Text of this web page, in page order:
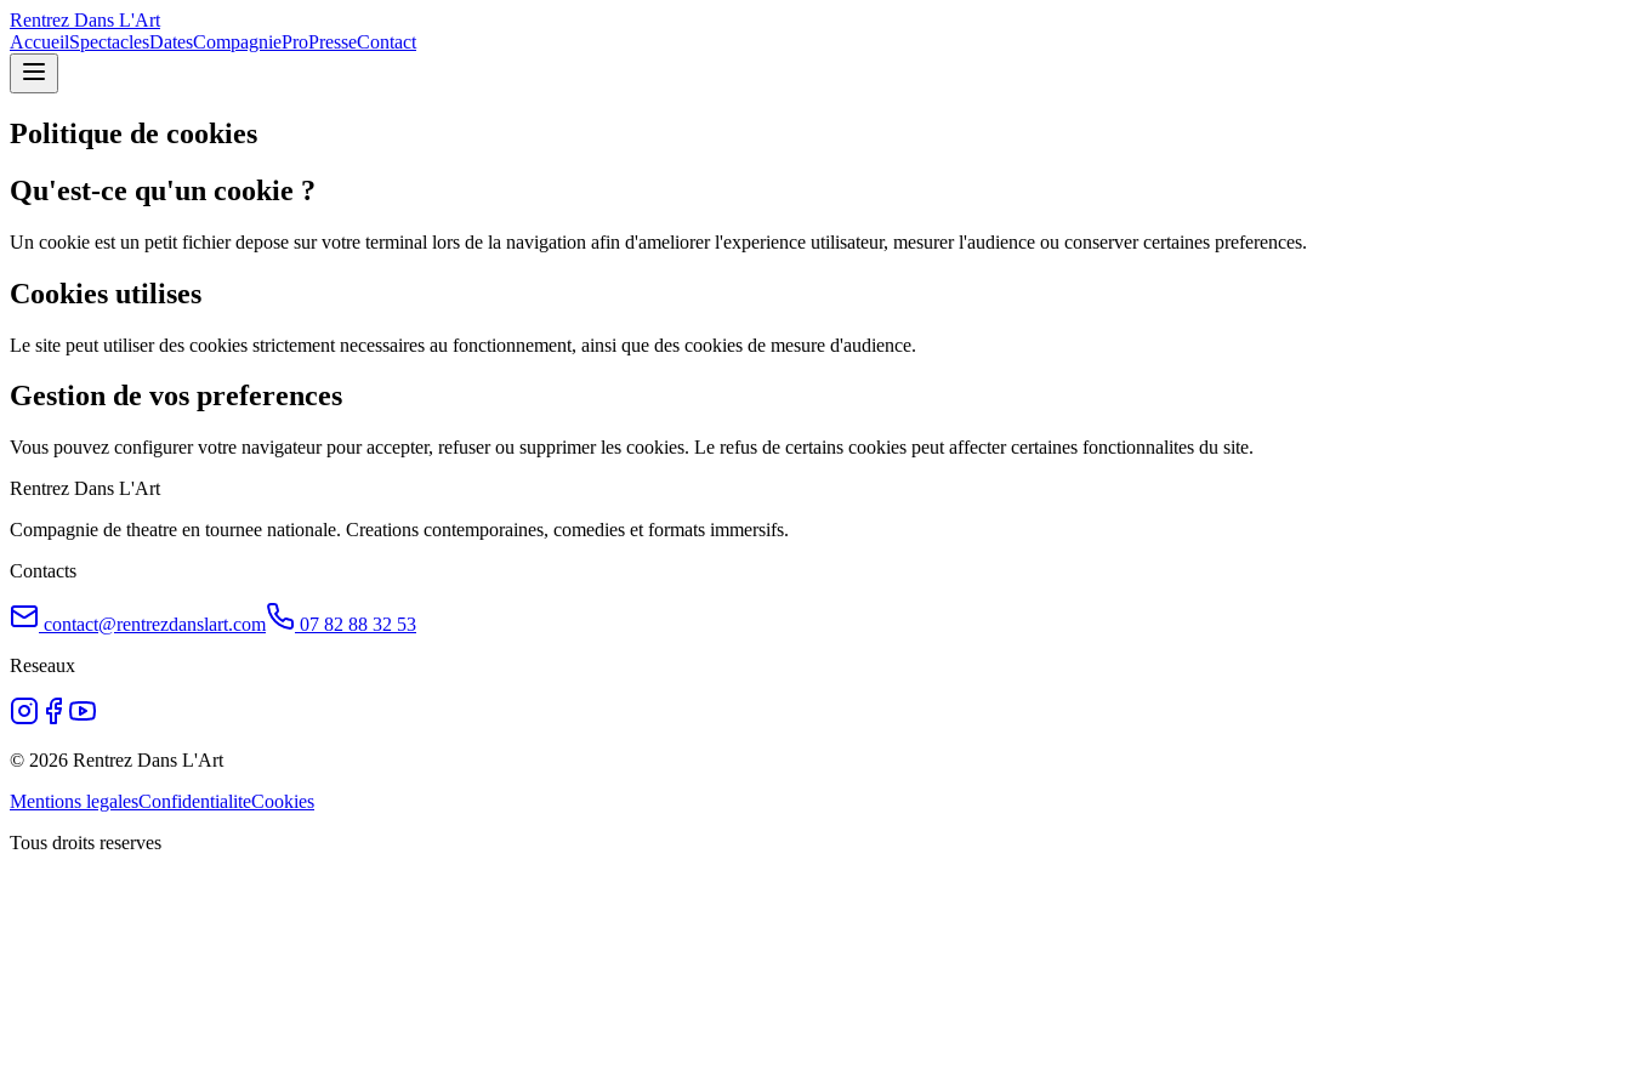
Rentrez Dans L'Art
AccueilSpectaclesDatesCompagnieProPresseContact
Politique de cookies
Qu'est-ce qu'un cookie ?
Un cookie est un petit fichier depose sur votre terminal lors de la navigation afin d'ameliorer l'experience utilisateur, mesurer l'audience ou conserver certaines preferences.
Cookies utilises
Le site peut utiliser des cookies strictement necessaires au fonctionnement, ainsi que des cookies de mesure d'audience.
Gestion de vos preferences
Vous pouvez configurer votre navigateur pour accepter, refuser ou supprimer les cookies. Le refus de certains cookies peut affecter certaines fonctionnalites du site.
Rentrez Dans L'Art
Compagnie de theatre en tournee nationale. Creations contemporaines, comedies et formats immersifs.
Contacts
contact@rentrezdanslart.com
07 82 88 32 53
Reseaux
© 2026 Rentrez Dans L'Art
Mentions legalesConfidentialiteCookies
Tous droits reserves